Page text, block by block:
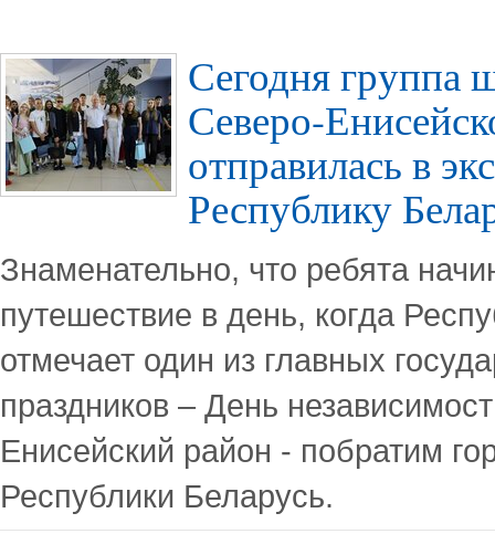
Сегодня группа
Северо-
отправилась в
Республику
Знаменательно, что ребята
путешествие в день, когда
отмечает один из главных
праздников – День
Енисейский район - побратим
Республики Беларусь.